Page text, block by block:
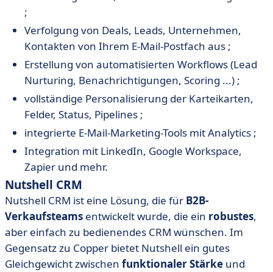
;
Verfolgung von Deals, Leads, Unternehmen,
Kontakten von Ihrem E-Mail-Postfach aus ;
Erstellung von automatisierten Workflows (Lead
Nurturing, Benachrichtigungen, Scoring ...) ;
vollständige Personalisierung der Karteikarten,
Felder, Status, Pipelines ;
integrierte E-Mail-Marketing-Tools mit Analytics ;
Integration mit LinkedIn, Google Workspace,
Zapier und mehr.
Nutshell CRM
Nutshell CRM ist eine Lösung, die für B2B-
Verkaufsteams entwickelt wurde, die ein robustes,
aber einfach zu bedienendes CRM wünschen. Im
Gegensatz zu Copper bietet Nutshell ein gutes
Gleichgewicht zwischen funktionaler Stärke und